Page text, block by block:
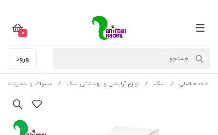
0
ورود
صفحه اصلی سگ لوازم آرایشی و بهداشتی سگ مسواک‌ و